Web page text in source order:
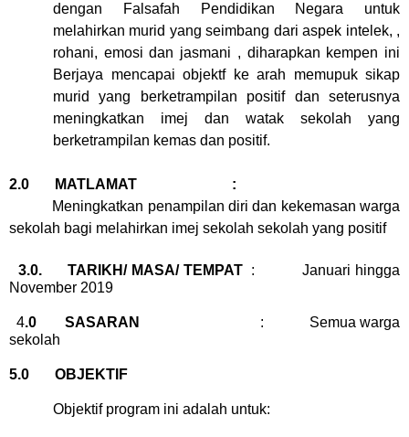
dengan Falsafah Pendidikan Negara untuk
melahirkan murid yang seimbang dari aspek intelek, ,
rohani, emosi dan jasmani , diharapkan kempen ini
Berjaya mencapai objektf ke arah memupuk sikap
murid yang berketrampilan positif dan seterusnya
meningkatkan imej dan watak sekolah yang
berketrampilan kemas dan positif.
2.0 MATLAMAT
:
Meningkatkan penampilan diri dan kekemasan warga
sekolah bagi melahirkan imej sekolah sekolah yang positif
3.0. TARIKH/ MASA/ TEMPAT :
Januari hingga
November 2019
4.0 SASARAN :
Semua warga
sekolah
5.0 OBJEKTIF
Objektif program ini adalah untuk: